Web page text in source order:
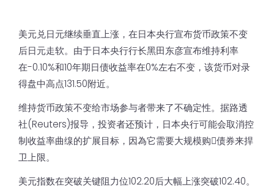
美元兑日元继续垂直上涨，在日本央行宣布货币政策不变
后日元走软。由于日本央行行长黑田东彦宣布维持利率
在-0.10%和10年期日债收益率在0%左右不变，该货币对录
得盘中高点131.50附近。
维持货币政策不变给市场参与者带来了不确定性。据路透
社(Reuters)报导，投资者还预计，日本央行可能会取消控
制收益率曲缐的扩展目标，因為它需要大规模购𧹒债券来捍
卫上限。
美元指数在突破关键阻力位102.20后大幅上涨突破102.40。